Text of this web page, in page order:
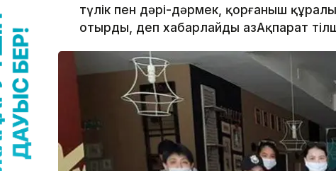
түлік пен дәрі-дәрмек, қорғаныш
отырды, деп хабарлайды ҚазАқпарат